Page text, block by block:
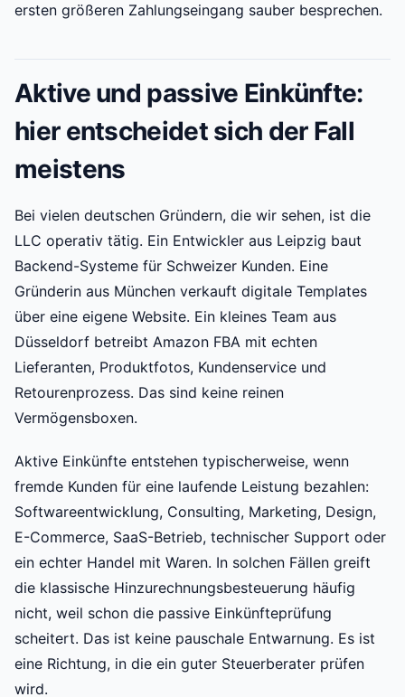
ersten größeren Zahlungseingang sauber besprechen.
Aktive und passive Einkünfte:
hier entscheidet sich der Fall
meistens
Bei vielen deutschen Gründern, die wir sehen, ist die
LLC operativ tätig. Ein Entwickler aus Leipzig baut
Backend-Systeme für Schweizer Kunden. Eine
Gründerin aus München verkauft digitale Templates
über eine eigene Website. Ein kleines Team aus
Düsseldorf betreibt Amazon FBA mit echten
Lieferanten, Produktfotos, Kundenservice und
Retourenprozess. Das sind keine reinen
Vermögensboxen.
Aktive Einkünfte entstehen typischerweise, wenn
fremde Kunden für eine laufende Leistung bezahlen:
Softwareentwicklung, Consulting, Marketing, Design,
E-Commerce, SaaS-Betrieb, technischer Support oder
ein echter Handel mit Waren. In solchen Fällen greift
die klassische Hinzurechnungsbesteuerung häufig
nicht, weil schon die passive Einkünfteprüfung
scheitert. Das ist keine pauschale Entwarnung. Es ist
eine Richtung, in die ein guter Steuerberater prüfen
wird.